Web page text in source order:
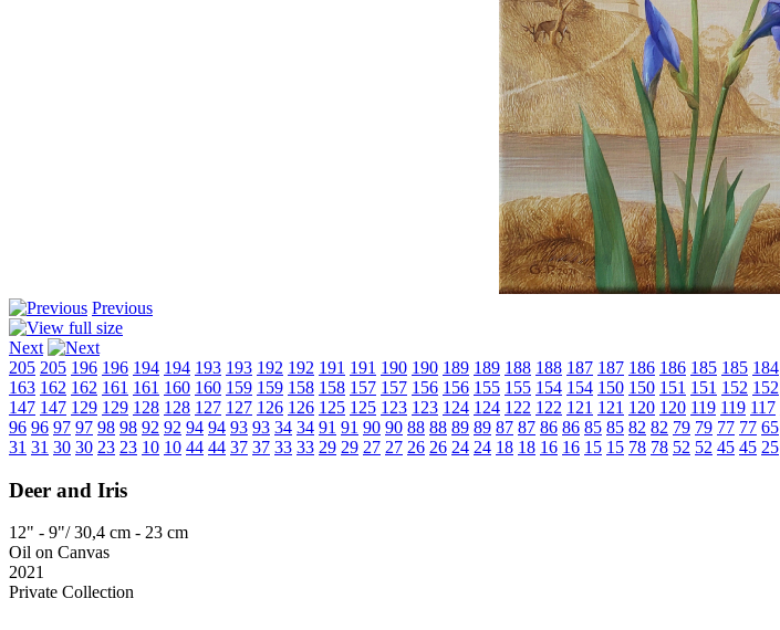
Previous
Next
205 205 196 196 194 194 193 193 192 192 191 191 190 190 189 189 188 188 187 187 186 186 185 185 184
163 162 162 161 161 160 160 159 159 158 158 157 157 156 156 155 155 154 154 150 150 151 151 152 152
147 147 129 129 128 128 127 127 126 126 125 125 123 123 124 124 122 122 121 121 120 120 119 119 117
96 96 97 97 98 98 92 92 94 94 93 93 34 34 91 91 90 90 88 88 89 89 87 87 86 86 85 85 82 82 79 79 77 77 65
31 31 30 30 23 23 10 10 44 44 37 37 33 33 29 29 27 27 26 26 24 24 18 18 16 16 15 15 78 78 52 52 45 45 25
Deer and Iris
12" - 9"/ 30,4 cm - 23 cm
Oil on Canvas
2021
Private Collection